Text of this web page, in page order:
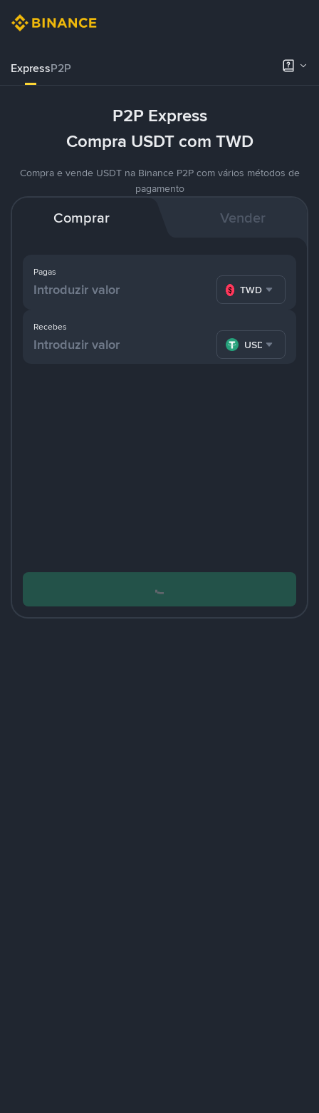
ExpressP2P
P2P Express
Compra USDT com TWD
Compra e vende USDT na Binance P2P com vários métodos de
pagamento
Comprar Vender
Pagas
TWD
Recebes
USDT